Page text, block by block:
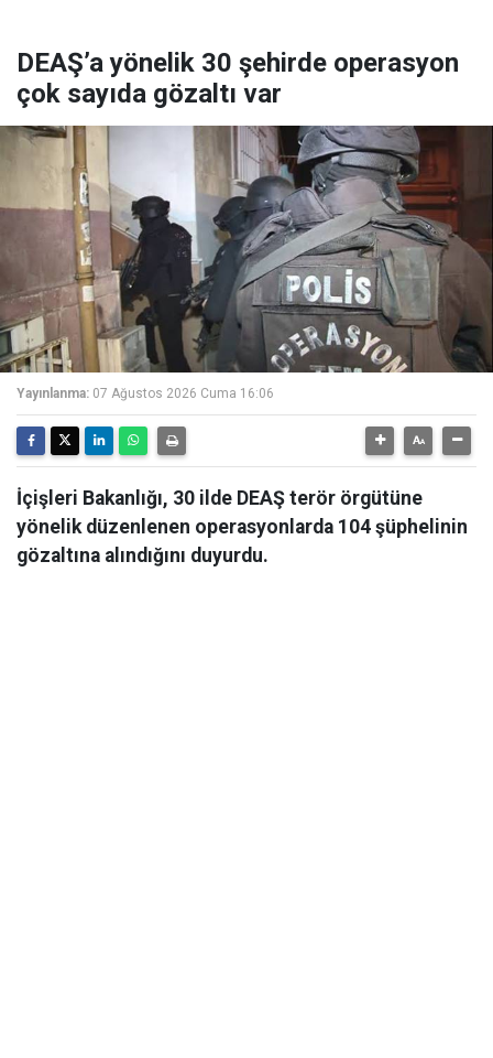
DEAŞ’a yönelik 30 şehirde operasyon
çok sayıda gözaltı var
Yayınlanma: 07 Ağustos 2026 Cuma 16:06
İçişleri Bakanlığı, 30 ilde DEAŞ terör örgütüne
yönelik düzenlenen operasyonlarda 104 şüphelinin
gözaltına alındığını duyurdu.